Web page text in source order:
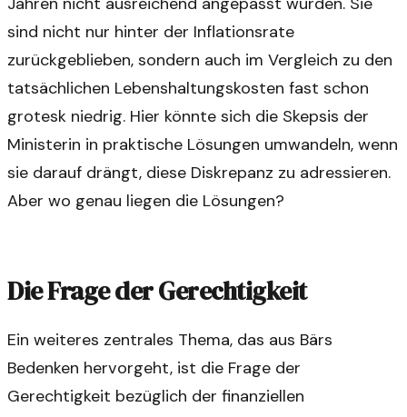
sind nicht nur hinter der Inflationsrate
zurückgeblieben, sondern auch im Vergleich zu den
tatsächlichen Lebenshaltungskosten fast schon
grotesk niedrig. Hier könnte sich die Skepsis der
Ministerin in praktische Lösungen umwandeln, wenn
sie darauf drängt, diese Diskrepanz zu adressieren.
Aber wo genau liegen die Lösungen?
Die Frage der Gerechtigkeit
Ein weiteres zentrales Thema, das aus Bärs
Bedenken hervorgeht, ist die Frage der
Gerechtigkeit bezüglich der finanziellen